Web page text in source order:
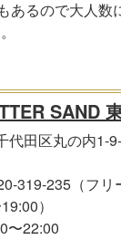
あるので大人数
SAND
代田区丸の内1-
319-235（フリ
）
〜22:00